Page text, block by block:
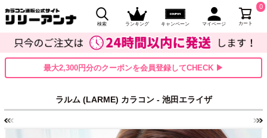
検索 ランキング キャンペーン マイページ カート
0
最大2,300円分のクーポンを会員登録してCHECK ▶
ラルム (LARME) カラコン - 池田エライザ